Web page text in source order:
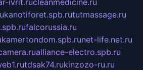
kanotiforet.spb.rututmassage.ru
falcorussia.ru
kamertondom.spb.runet-life.net.ru
alliance-electro.spb.ru
tdsak74.rukinzozo-ru.ru